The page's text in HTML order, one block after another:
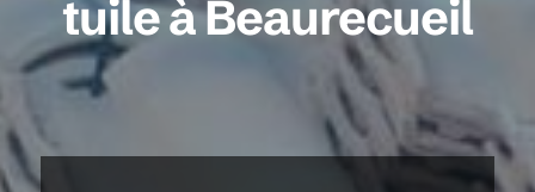
tuile à Beaurecueil